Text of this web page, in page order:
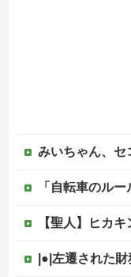
みいちゃん、セ
「自転車のルール厳罰
【聖人】ヒカキン
|●|左遷された財務省エリートに待